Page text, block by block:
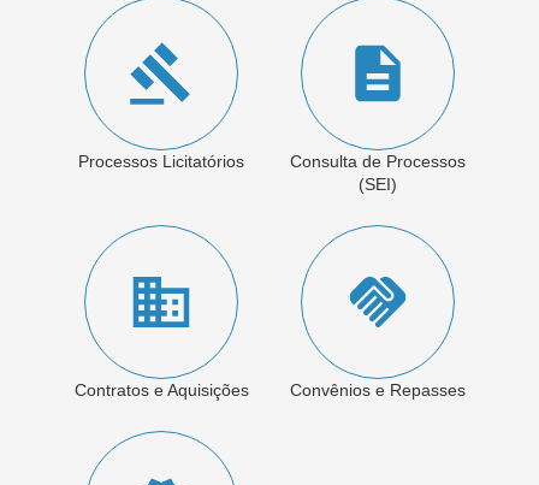
Processos Licitatórios
Consulta de Processos
(SEI)
Contratos e Aquisições Convênios e Repasses